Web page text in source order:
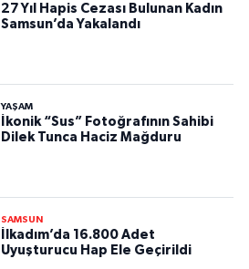
27 Yıl Hapis Cezası Bulunan Kadın
Samsun’da Yakalandı
YAŞAM
İkonik “Sus” Fotoğrafının Sahibi
Dilek Tunca Haciz Mağduru
SAMSUN
İlkadım’da 16.800 Adet
Uyuşturucu Hap Ele Geçirildi